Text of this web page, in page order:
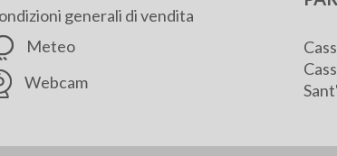
generali di vendita
Meteo
Webcam